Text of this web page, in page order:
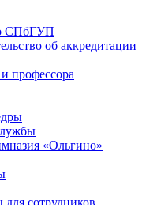
СПбГУП
об аккредитации
профессора
«Ольгино»
сотрудников